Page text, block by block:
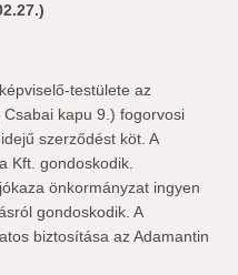
testülete az
kapu 9.) fogorvosi
szerződést köt. A
Kft. gondoskodik.
önkormányzat ingyen
gondoskodik. A
biztosítása az Adamantin